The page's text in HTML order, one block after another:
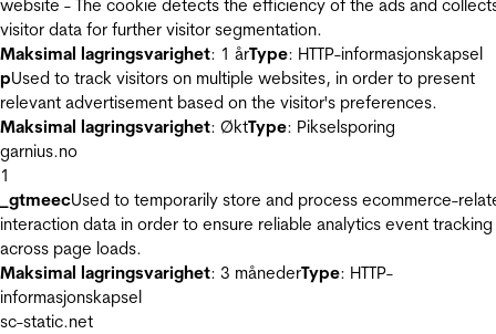
website - The cookie detects the efficiency of the ads and
visitor data for further visitor segmentation.
Maksimal lagringsvarighet: 1 årType: HTTP-informasjonskapsel
pUsed to track visitors on multiple websites, in order to present
relevant advertisement based on the visitor's preferences.
Maksimal lagringsvarighet: ØktType: Pikselsporing
garnius.no
1
_gtmeecUsed to temporarily store and process ecommerce-
interaction data in order to ensure reliable analytics event tracking
across page loads.
Maksimal lagringsvarighet: 3 månederType: HTTP-
informasjonskapsel
sc-static.net